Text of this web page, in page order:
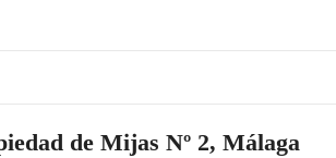
de Mijas Nº 2, Málaga